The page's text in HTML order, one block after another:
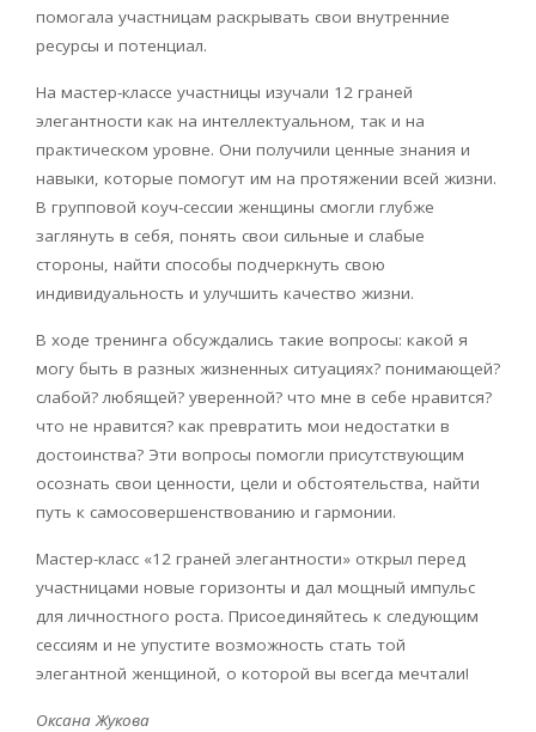
помогала участницам раскрывать свои внутренние
ресурсы и потенциал.
На мастер-классе участницы изучали 12 граней
элегантности как на интеллектуальном, так и на
практическом уровне. Они получили ценные знания и
навыки, которые помогут им на протяжении всей жизни.
В групповой коуч-сессии женщины смогли глубже
заглянуть в себя, понять свои сильные и слабые
стороны, найти способы подчеркнуть свою
индивидуальность и улучшить качество жизни.
В ходе тренинга обсуждались такие вопросы: какой я
могу быть в разных жизненных ситуациях? понимающей?
слабой? любящей? уверенной? что мне в себе нравится?
что не нравится? как превратить мои недостатки в
достоинства? Эти вопросы помогли присутствующим
осознать свои ценности, цели и обстоятельства, найти
путь к самосовершенствованию и гармонии.
Мастер-класс «12 граней элегантности» открыл перед
участницами новые горизонты и дал мощный импульс
для личностного роста. Присоединяйтесь к следующим
сессиям и не упустите возможность стать той
элегантной женщиной, о которой вы всегда мечтали!
Оксана Жукова